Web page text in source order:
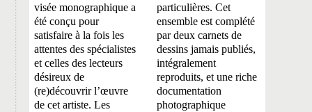
visée monographique a
été conçu pour
satisfaire à la fois les
attentes des spécialistes
et celles des lecteurs
désireux de
(re)découvrir l’œuvre
de cet artiste. Les
particulières. Cet
ensemble est complété
par deux carnets de
dessins jamais publiés,
intégralement
reproduits, et une riche
documentation
photographique